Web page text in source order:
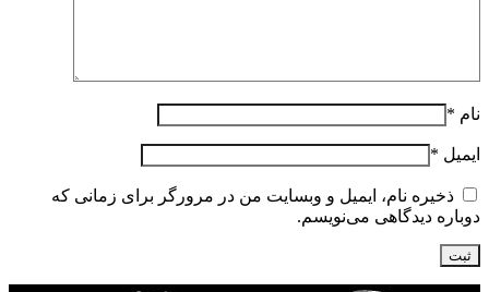
نام *
ایمیل *
ذخیره نام، ایمیل و وبسایت من در مرورگر برای زمانی که
دوباره دیدگاهی می‌نویسم.